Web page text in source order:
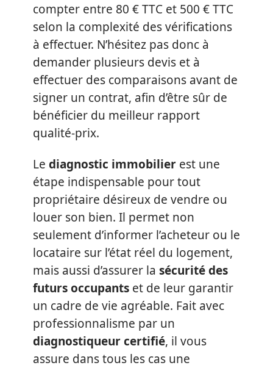
compter entre 80 € TTC et 500 € TTC
selon la complexité des vérifications
à effectuer. N’hésitez pas donc à
demander plusieurs devis et à
effectuer des comparaisons avant de
signer un contrat, afin d’être sûr de
bénéficier du meilleur rapport
qualité-prix.
Le diagnostic immobilier est une
étape indispensable pour tout
propriétaire désireux de vendre ou
louer son bien. Il permet non
seulement d’informer l’acheteur ou le
locataire sur l’état réel du logement,
mais aussi d’assurer la sécurité des
futurs occupants et de leur garantir
un cadre de vie agréable. Fait avec
professionnalisme par un
diagnostiqueur certifié, il vous
assure dans tous les cas une